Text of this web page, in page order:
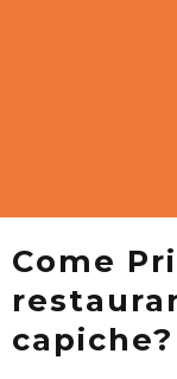
Come
capiche?